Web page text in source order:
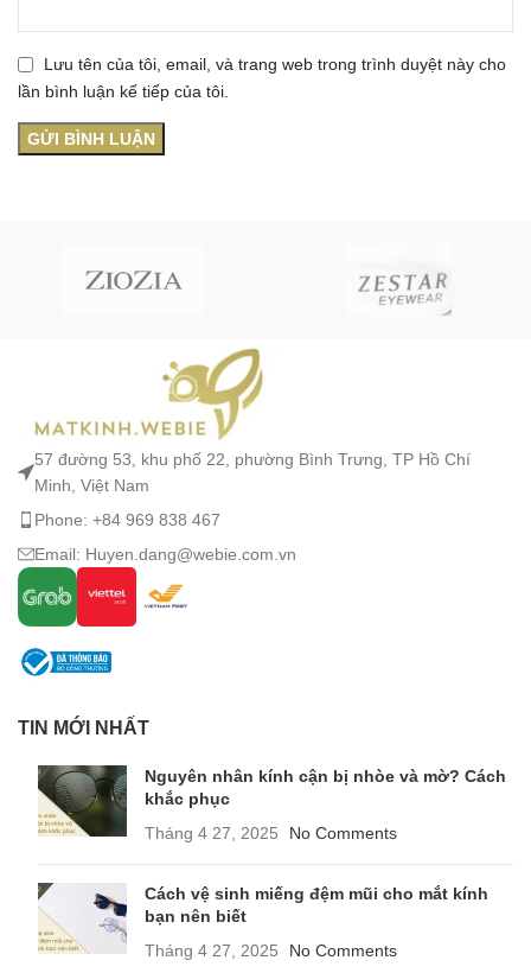
Lưu tên của tôi, email, và trang web trong trình duyệt này cho
lần bình luận kế tiếp của tôi.
57 đường 53, khu phố 22, phường Bình Trưng, TP Hồ Chí
Minh, Việt Nam
Phone: +84 969 838 467
Email: Huyen.dang@webie.com.vn
TIN MỚI NHẤT
Nguyên nhân kính cận bị nhòe và mờ? Cách
khắc phục
Tháng 4 27, 2025
No Comments
Cách vệ sinh miếng đệm mũi cho mắt kính
bạn nên biết
Tháng 4 27, 2025
No Comments